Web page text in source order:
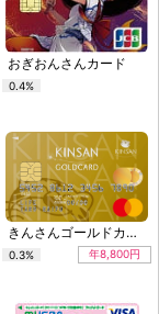
おぎおんさんカード
0.4%
きんさんゴールドカード
0.3% 年8,800円